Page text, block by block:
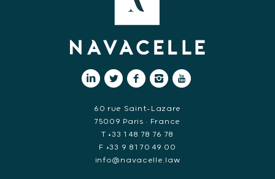
60 rue Saint-Lazare
75009 Paris • France
T +33 1 48 78 76 78
F +33 9 81 70 49 00
info@navacelle.law